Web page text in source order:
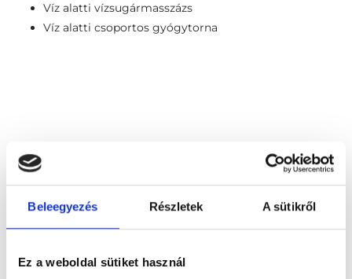
Beleegyezés Részletek A sütikről
Ez a weboldal sütiket használ
Víz alatti vízsugármasszázs
Víz alatti csoportos gyógytorna